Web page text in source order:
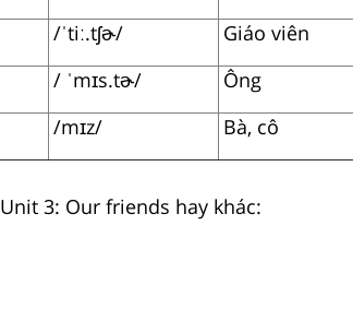
/ˈtiː.tʃɚ/
Giáo viên
/ ˈmɪs.tɚ/
Ông
/mɪz/ Bà, cô
3: Our friends hay khác: